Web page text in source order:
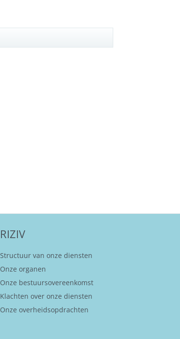
RIZIV
Structuur van onze diensten
Onze organen
Onze bestuursovereenkomst
Klachten over onze diensten
Onze overheidsopdrachten